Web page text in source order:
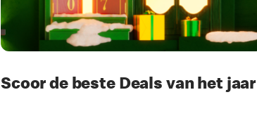
Scoor de beste Deals van het jaar